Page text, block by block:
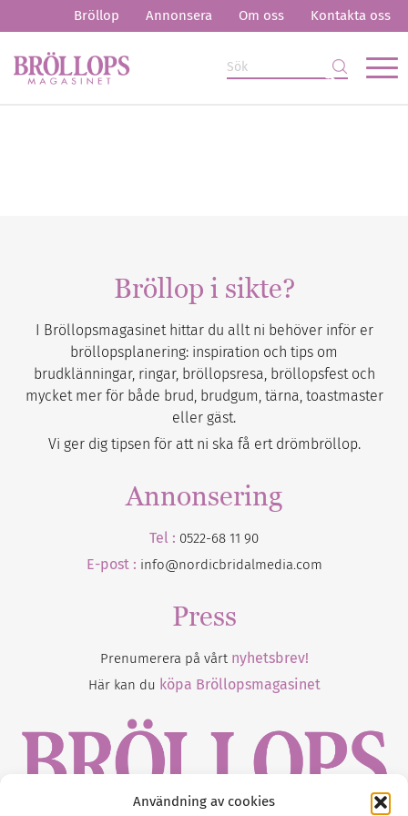
Användning av cookies
Bröllop Annonsera Om oss Kontakta oss
Bröllop i sikte?
I Bröllopsmagasinet hittar du allt ni behöver inför er
bröllopsplanering: inspiration och tips om
brudklänningar, ringar, bröllopsresa, bröllopsfest och
mycket mer för både brud, brudgum, tärna, toastmaster
eller gäst.
Vi ger dig tipsen för att ni ska få ert drömbröllop.
Annonsering
Tel : 0522-68 11 90
E-post : info@nordicbridalmedia.com
Press
Prenumerera på vårt nyhetsbrev!
Här kan du köpa Bröllopsmagasinet